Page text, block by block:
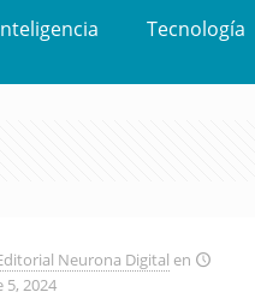
Tecnología
Neurona Digital en
5, 2024